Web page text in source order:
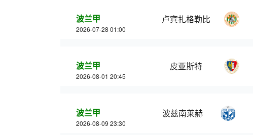
波兰甲
2026-07-28 01:00
卢宾扎格勒比
波兰甲
2026-08-01 20:45
皮亚斯特
波兰甲
2026-08-09 23:30
波兹南莱赫